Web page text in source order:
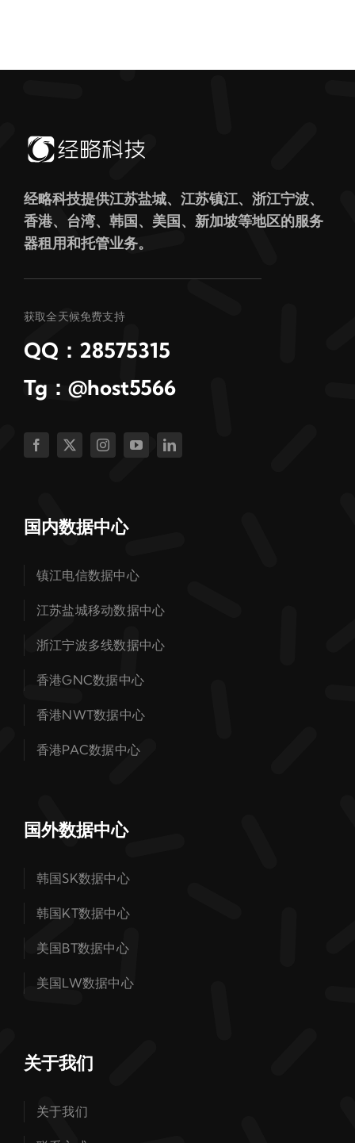
经略科技提供江苏盐城、江苏镇江、浙江宁波、
香港、台湾、韩国、美国、新加坡等地区的服务
器租用和托管业务。
获取全天候免费支持
QQ：28575315
Tg：@host5566
国内数据中心
镇江电信数据中心
江苏盐城移动数据中心
浙江宁波多线数据中心
香港GNC数据中心
香港NWT数据中心
香港PAC数据中心
国外数据中心
韩国SK数据中心
韩国KT数据中心
美国BT数据中心
美国LW数据中心
关于我们
关于我们